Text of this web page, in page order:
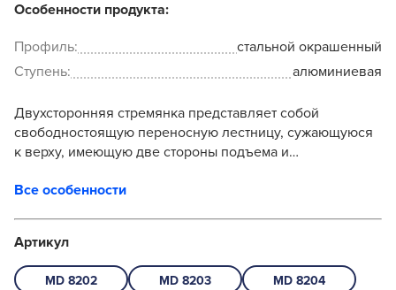
Особенности продукта:
Профиль:
стальной окрашенный
Ступень:
алюминиевая
Двухсторонняя стремянка представляет собой
свободностоящую переносную лестницу, сужающуюся
к верху, имеющую две стороны подъема и
задачи. Верхняя рабочая п...
Все особенности
Артикул
MD 8202 MD 8203
MD 8204